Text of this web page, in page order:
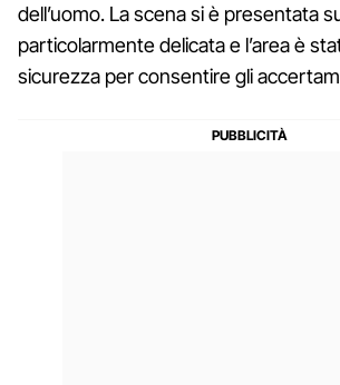
dell’uomo. La scena si è presentata
particolarmente delicata e l’area è
sicurezza per consentire gli